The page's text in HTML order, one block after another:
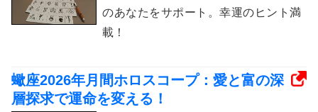
のあなたをサポート。幸運のヒント満
載！
蠍座2026年月間ホロスコープ：愛と富の深
層探求で運命を変える！